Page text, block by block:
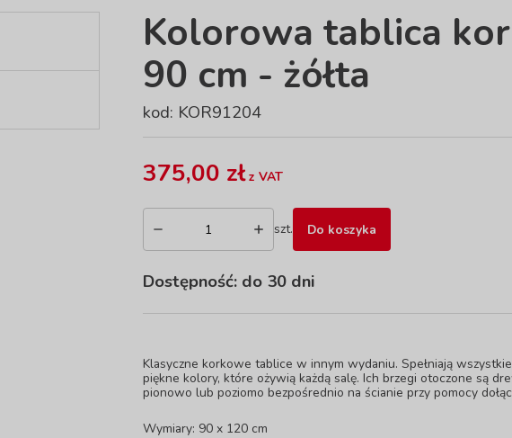
Kolorowa tablica
90 cm - żółta
kod: KOR91204
375,00 złz VAT
szt. Do koszyka
Dostępność: do 30 dni
Klasyczne korkowe tablice w innym wydaniu. Spełniają
piękne kolory, które ożywią każdą salę. Ich brzegi otoczone są
pionowo lub poziomo bezpośrednio na ścianie przy pomocy
Wymiary: 90 x 120 cm